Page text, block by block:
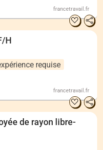
francetravail.fr
H
requise
francetravail.fr
de rayon libre-